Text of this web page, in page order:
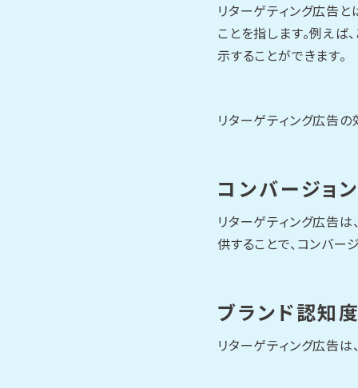
リターゲティング広告
ことを指します。例えば
示することができます。
リターゲティング広告
コンバージョ
リターゲティング広告
供することで、コンバー
ブランド認知
リターゲティング広告は